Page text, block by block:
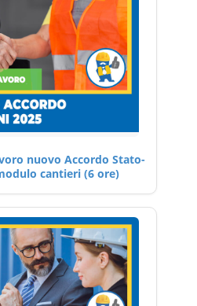
nuovo Accordo Stato-
cantieri (6 ore)